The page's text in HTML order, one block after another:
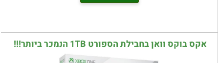
אקס בוקס וואן בחבילת הספורט 1TB הנמכר ביותר!!!